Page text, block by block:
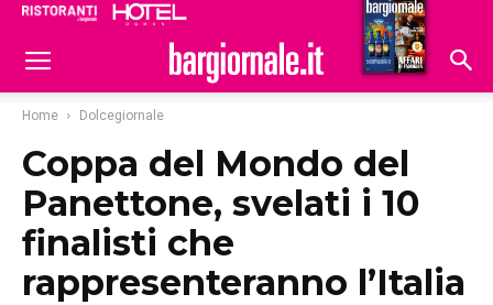
Hoteldomani
Home Dolcegiornale
Coppa del Mondo del
Panettone, svelati i 10
finalisti che
rappresenteranno l’Italia